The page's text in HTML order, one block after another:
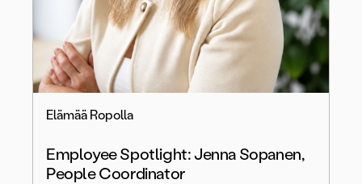
Elämää Ropolla
Employee Spotlight: Jenna Sopanen,
People Coordinator